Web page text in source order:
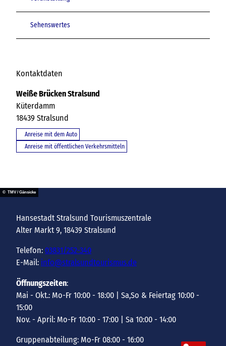
Sehenswertes
Kontaktdaten
Weiße Brücken Stralsund
Küterdamm
18439 Stralsund
Anreise mit dem Auto
Anreise mit öffentlichen Verkehrsmitteln
© TMV / Gänsicke
Hansestadt Stralsund Tourismuszentrale
Alter Markt 9, 18439 Stralsund
Telefon: 03831/252-340
E-Mail: info@stralsundtourismus.de
Öffnungszeiten:
Mai - Okt.: Mo-Fr 10:00 - 18:00 | Sa,So & Feiertag 10:00 -
15:00
Nov. - April: Mo-Fr 10:00 - 17:00 | Sa 10:00 - 14:00
Gruppenabteilung: Mo-Fr 08:00 - 16:00